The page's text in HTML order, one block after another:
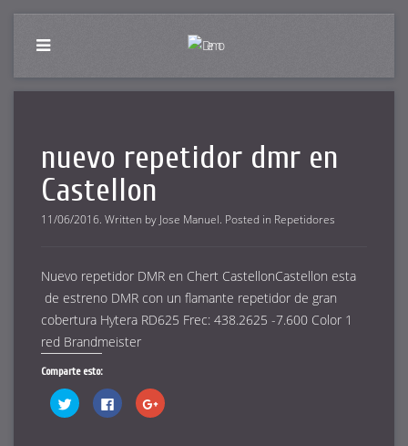
nuevo repetidor dmr en
Castellon
11/06/2016. Written by Jose Manuel. Posted in Repetidores
Nuevo repetidor DMR en Chert CastellonCastellon esta
de estreno DMR con un flamante repetidor de gran
cobertura Hytera RD625 Frec: 438.2625 -7.600 Color 1
red Brandmeister
Comparte esto:
Haz
clic
Haz
clic
Haz
clic